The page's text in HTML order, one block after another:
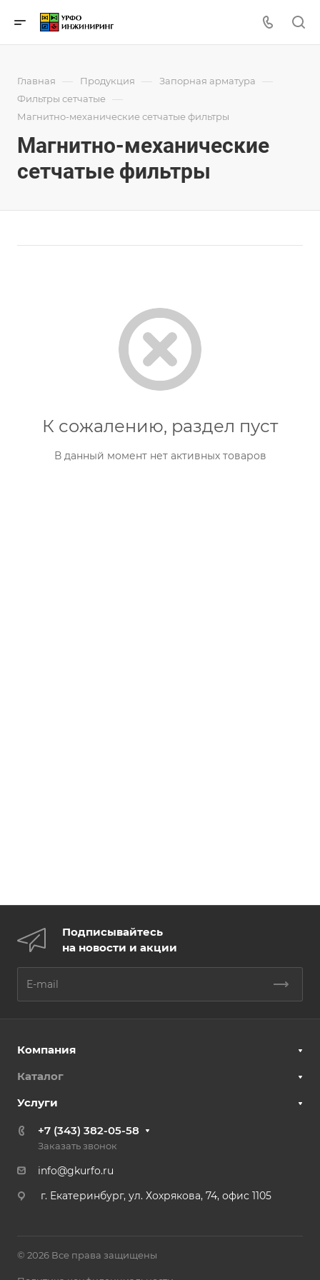
Главная — Продукция — Запорная арматура —
Фильтры сетчатые —
Магнитно-механические сетчатые фильтры
Магнитно-механические
сетчатые фильтры
К сожалению, раздел пуст
В данный момент нет активных товаров
Подписывайтесь
на новости и акции
Компания
Каталог
Услуги
+7 (343) 382-05-58
Заказать звонок
info@gkurfo.ru
г. Екатеринбург, ул. Хохрякова, 74, офис 1105
© 2026 Все права защищены